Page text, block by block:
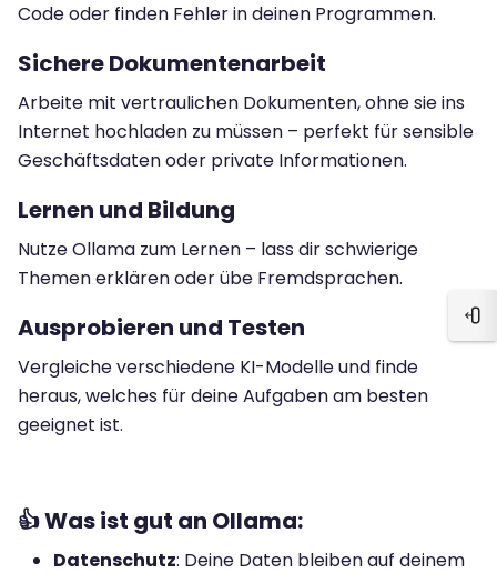
Code oder finden Fehler in deinen Programmen.
Sichere Dokumentenarbeit
Arbeite mit vertraulichen Dokumenten, ohne sie ins
Internet hochladen zu müssen – perfekt für sensible
Geschäftsdaten oder private Informationen.
Lernen und Bildung
Nutze Ollama zum Lernen – lass dir schwierige
Themen erklären oder übe Fremdsprachen.
Ausprobieren und Testen
Vergleiche verschiedene KI-Modelle und finde
heraus, welches für deine Aufgaben am besten
geeignet ist.
👍 Was ist gut an Ollama:
Datenschutz: Deine Daten bleiben auf deinem